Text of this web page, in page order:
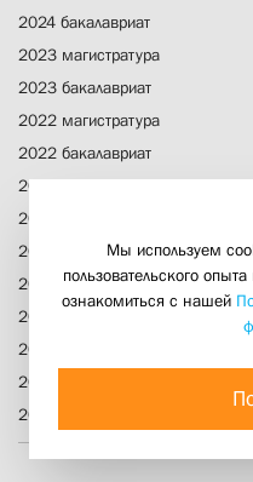
2024 бакалавриат
2023 магистратура
2023 бакалавриат
2022 магистратура
2022 бакалавриат
2021 бакалавриат
2020 бакалавриат
2019 бакалавриат
2018 бакалавриат
2017 бакалавриат
2016 бакалавриат
2015 бакалавриат
2014 бакалавриат
Мы используем
пользовательского
ознакомиться с нашей